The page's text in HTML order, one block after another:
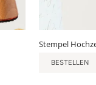
Stempel
BESTELLEN